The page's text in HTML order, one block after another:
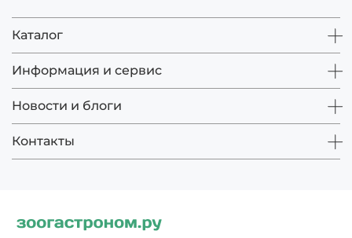
Каталог
Информация и сервис
Новости и блоги
Контакты